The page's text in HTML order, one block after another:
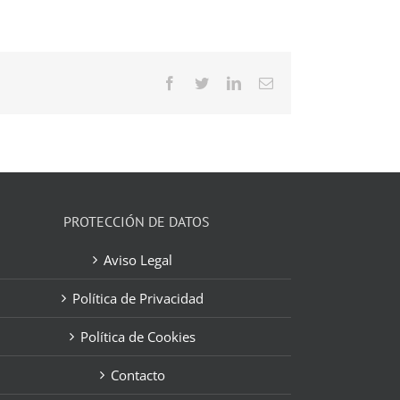
Facebook
TwitterLinkedInCorreo
PROTECCIÓN DE DATOS
Aviso Legal
Política de Privacidad
Política de Cookies
Contacto